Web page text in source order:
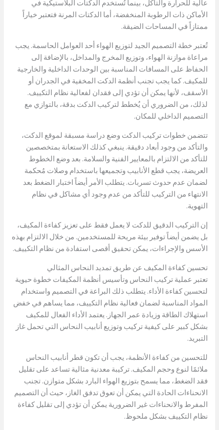
عالية للحرارة والتآكل، بينما تُستخدم الدكتات البلاستيكية في
الأماكن ذات الرطوبة المنخفضة، أما الدكتات المرنة فتعتبر خياراً
ممتازاً في المساحات الضيقة.
تُعتبر خطة التصميم الجيد لتوزيع الهواء أحد العوامل الحاسمة. يجب
مراعاة موازنة الهواء، وتوزيع المخرج والمداخل، بالإضافة إلى
الحفاظ على المسافات المناسبة بين الوحدات الداخلية والخارجية
للمكيف. كما يجب تجنب أنظمة الدكت المخفية في الجدران أو
الأسقف، لأنها يمكن أن تؤدي إلى فقدان لفعالية نظام التكييف.
لذلك، من الضروري أن يُخطط لتركيب الدكت بدقة، بالتوازي مع
التصميم الداخلي للمكان.
تتضمن خطوات تركيب الدكت وضع دراسة مسبقة لموقع الدكت،
والتأكد من وجود أبعاد دقيقة. ينبغي كذلك الاستعانة بمتخصصين
للتأكد من الالتزام بالمعايير الفنية والسلامة. بعد وضع الخطوط
العريضة، يجب قطع الأنابيب وتجميعها باستخدام وصلات مُحكمة
لضمان عدم حدوث تسربات. يتطلب الأمر أيضاً اختبار الضغط بعد
الانتهاء من التركيب للتأكد من عدم وجود أي مشاكل في نظام
التهوية.
إن التركيب الدقيق للدكت لا يعمل فقط على تعزيز كفاءة المكيف،
بل يضمن أيضاً توفير بيئة مريحة للمستخدمين. من خلال الالتزام بهذه
الأسس والإجراءات، يمكن تحقيق أقصى استفادة من نظام التكييف.
تحسين كفاءة المكيف عن طريق تمديد النحاس المثالي
تعتبر عملية تركيب النحاس وتأسيس أنظمة المكيفات خطوة حيوية
لتحسين كفاءة الأداء. يتطلب ذلك البراعة في التصميم واستخدام
المواد المناسبة لضمان فعالية نظام التكييف، مما يساهم في خفض
استهلاك الطاقة وزيادة عمر الجهاز. يعتمد الأداء الفعال للمكيف
بشكل كبير على كيفية تركيب وتوزيع أنابيب النحاس التي تحمل غاز
التبريد.
للتحسين من كفاءة الأنظمة، يجب أن تكون قطر أنابيب النحاس
ملائمًا لنوع وحجم المكيف. تركيبة معدنية مثالية تساعد على تقليل
فقد الضغط، مما يسمح بتوزيع الهواء البارد بشكل متوازن. تجنب
الانحناءات الحادة التي يمكن أن تعوق تدفق الغاز، حيث أن التصميم
المفرط والانحناءات غير الضرورية يمكن أن تؤدي إلى تقليل كفاءة
نظام التكييف بشكل ملحوظ.